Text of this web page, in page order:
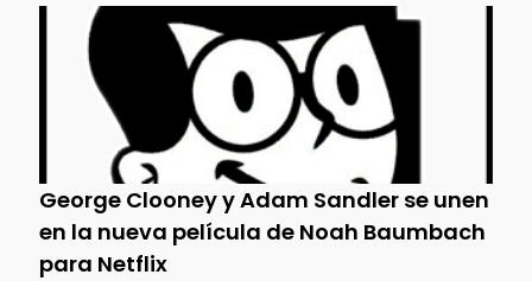
George Clooney y Adam Sandler se unen
en la nueva película de Noah Baumbach
para Netflix